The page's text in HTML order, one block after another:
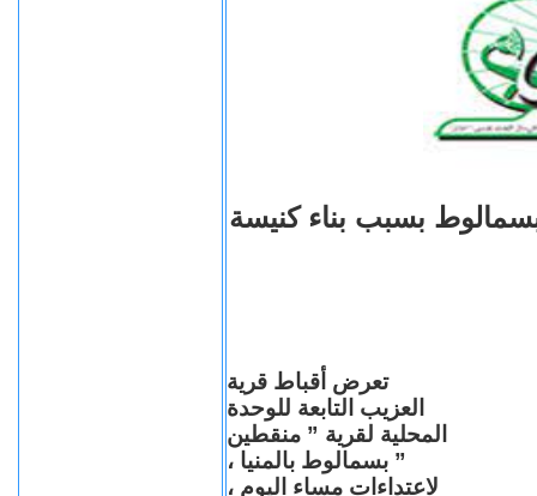
بسبب بناء كنيسة
تعرض أقباط قرية
العزيب التابعة للوحدة
المحلية لقرية ” منقطين
” بسمالوط بالمنيا ،
لاعتداءات مساء اليوم ،